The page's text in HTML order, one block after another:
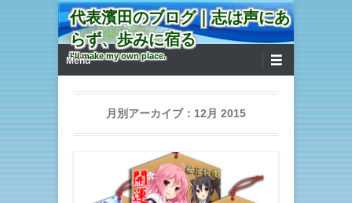
代表濱田のブログ｜志は声にあ
らず、歩みに宿る
I'll make my own place.
第1メニュー
コンテンツへ移動
Menu
月別アーカイブ： 12月 2015